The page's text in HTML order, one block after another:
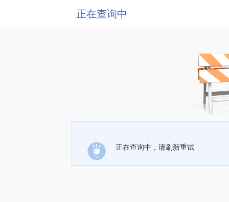
正在查询中
正在查询中，请刷新重试